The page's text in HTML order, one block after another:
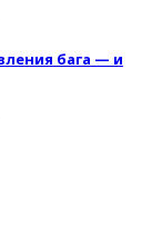
бага — и